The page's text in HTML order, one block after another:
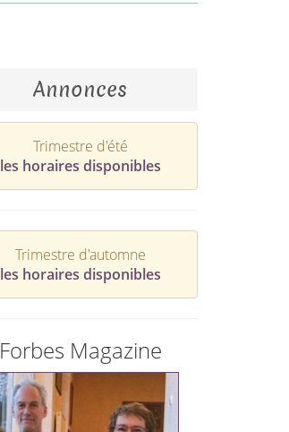
Annonces
Trimestre d'été
les horaires disponibles
Trimestre d'automne
les horaires disponibles
Forbes Magazine